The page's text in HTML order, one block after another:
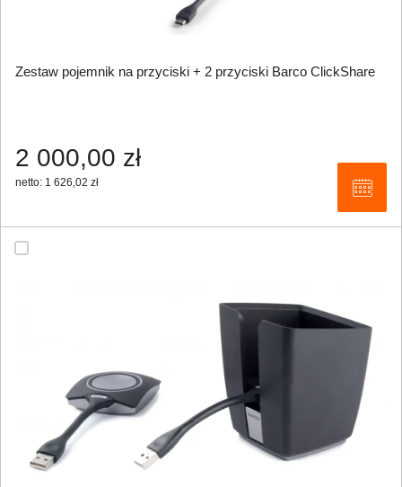
Zestaw pojemnik na przyciski + 2 przyciski Barco ClickShare
2 000,00 zł
netto: 1 626,02 zł